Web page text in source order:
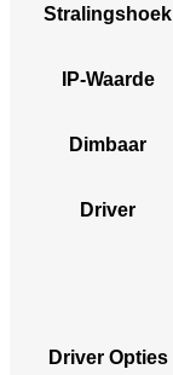
Stralingshoek
IP-Waarde
Dimbaar
Driver
Driver Opties